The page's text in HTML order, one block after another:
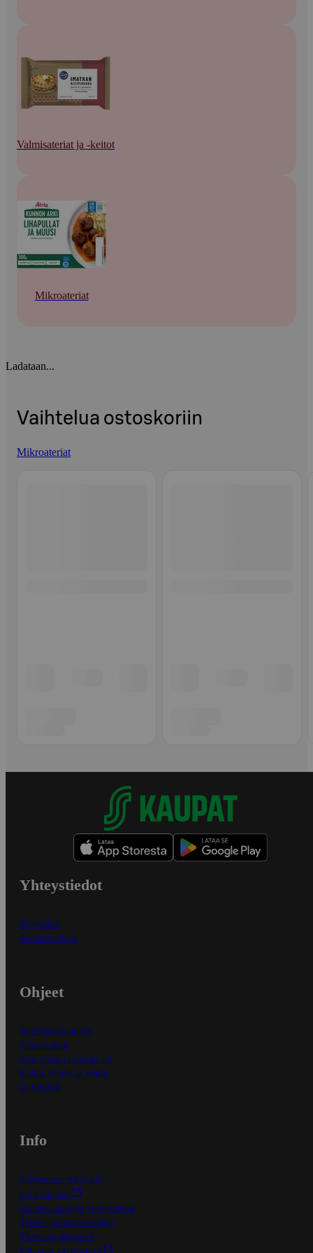
Valmisateriat ja -keitot
Mikroateriat
Ladataan...
Vaihtelua ostoskoriin
Mikroateriat
Yhteystiedot
Myymälät
Asiakaspalvelu
Ohjeet
Ensitilaajan ohjeet
Näin maksat
Näin tilaat ja muokkaat
Kaikki ohjeet ja vinkit
In English
Info
S-Business yrityksille
Oiva-raportit
Osuuskauppojen yhteystiedot
Tilaus- ja toimitusehdot
Tietosuojakäytäntö